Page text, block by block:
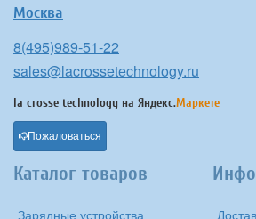
Москва
8(495)989-51-22
sales@lacrossetechnology.ru
la crosse technology на Яндекс.Маркете
Пожаловаться
Каталог товаров
Зарядные устройства